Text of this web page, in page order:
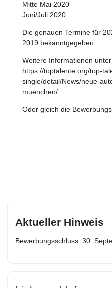
Mitte Mai 2020
Juni/Juli 2020
Die genauen Termine für
2019 bekanntgegeben.
Weitere Informationen
https://toptalente.org/top-
single/detail/News/neue-
muenchen/
Oder gleich die
Aktueller Hinweis
Bewerbungsschluss: 30.